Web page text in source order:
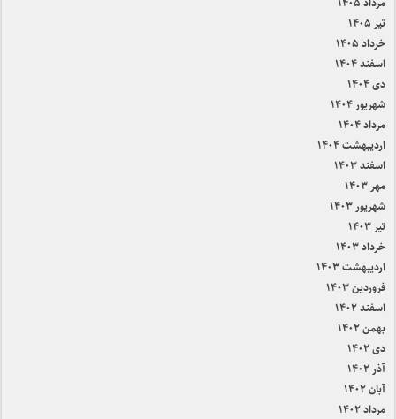
تیر ۱۴۰۵
خرداد ۱۴۰۵
اسفند ۱۴۰۴
دی ۱۴۰۴
شهریور ۱۴۰۴
مرداد ۱۴۰۴
اردیبهشت ۱۴۰۴
اسفند ۱۴۰۳
مهر ۱۴۰۳
شهریور ۱۴۰۳
تیر ۱۴۰۳
خرداد ۱۴۰۳
اردیبهشت ۱۴۰۳
فروردین ۱۴۰۳
اسفند ۱۴۰۲
بهمن ۱۴۰۲
دی ۱۴۰۲
آذر ۱۴۰۲
آبان ۱۴۰۲
مرداد ۱۴۰۲